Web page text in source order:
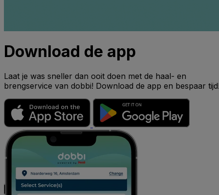
Download de app
Laat je was sneller dan ooit doen met de haal- en
brengservice van dobbi! Download de app en bespaar